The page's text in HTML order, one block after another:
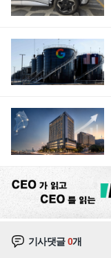
기사댓글0개